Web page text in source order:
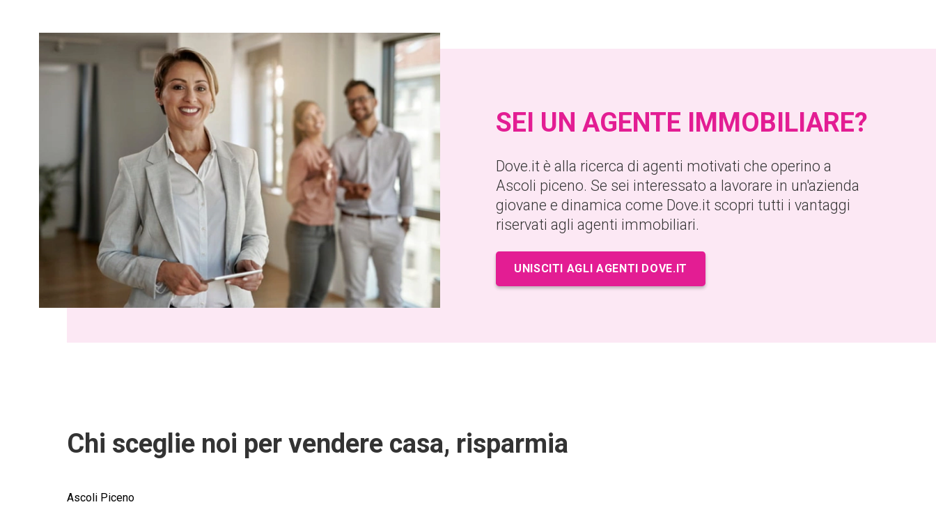
SEI UN AGENTE IMMOBILIARE?
Dove.it è alla ricerca di agenti motivati che operino a
Ascoli piceno. Se sei interessato a lavorare in un'azienda
giovane e dinamica come Dove.it scopri tutti i vantaggi
riservati agli agenti immobiliari.
UNISCITI AGLI AGENTI DOVE.IT
Chi sceglie noi per vendere casa, risparmia
Ascoli Piceno